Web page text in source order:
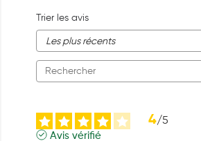
Trier les avis
4/5
Avis vérifié